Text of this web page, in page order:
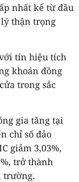
nhất kể từ đầu
lý thận trọng
tín hiệu tích
khoán đồng
trong sắc
gia tăng tại
chỉ số đảo
giảm 3,03%,
trở thành
trường.